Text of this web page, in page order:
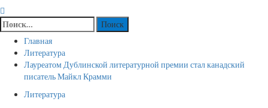
Найти:
Главная
Литература
Лауреатом Дублинской литературной премии стал канадский
писатель Майкл Крамми
Литература